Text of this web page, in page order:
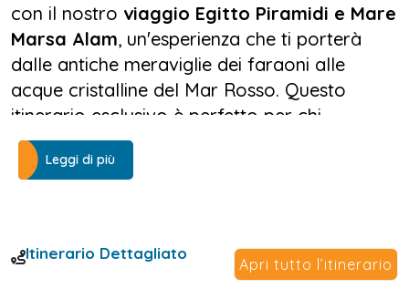
con il nostro viaggio Egitto Piramidi e Mare
Marsa Alam, un'esperienza che ti porterà
dalle antiche meraviglie dei faraoni alle
acque cristalline del Mar Rosso. Questo
itinerario esclusivo è perfetto per chi
desidera untour Egitto e Mar Rosso
all'insegna della storia, della cultura e del
Fin dal tuo arrivo al
, sentirai l'energia
unica dell'Egitto. La nostra accoglienza
Leggi di più
Itinerario Dettagliato
Apri tutto l’itinerario